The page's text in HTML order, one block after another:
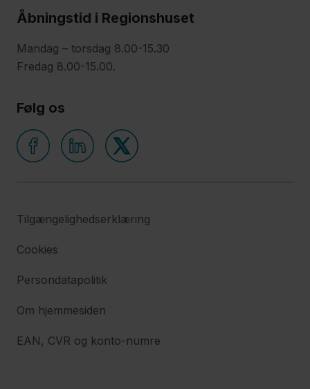
Åbningstid i Regionshuset
Mandag – torsdag 8.00-15.30
Fredag 8.00-15.00.
Følg os
Tilgængelighedserklæring
Cookies
Persondatapolitik
Om hjemmesiden
EAN, CVR og konto-numre